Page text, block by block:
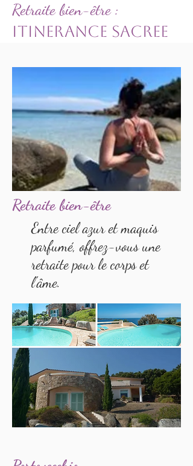
Retraite bien-être :
ITINERANCE SACREE
Retraite bien-être
Entre ciel azur et maquis
parfumé, offrez-vous une
retraite pour le corps et
l'âme.